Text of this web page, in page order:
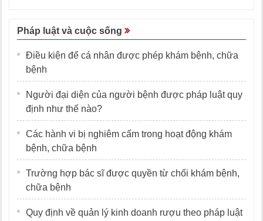
Pháp luật và cuộc sống
Điều kiện để cá nhân được phép khám bệnh, chữa
bệnh
Người đại diện của người bệnh được pháp luật quy
định như thế nào?
Các hành vi bị nghiêm cấm trong hoạt động khám
bệnh, chữa bệnh
Trường hợp bác sĩ được quyền từ chối khám bệnh,
chữa bệnh
Quy định về quản lý kinh doanh rượu theo pháp luật